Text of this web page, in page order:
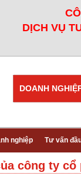
DỊCH VỤ
DOANH
nghiệp Tư vấn
công ty